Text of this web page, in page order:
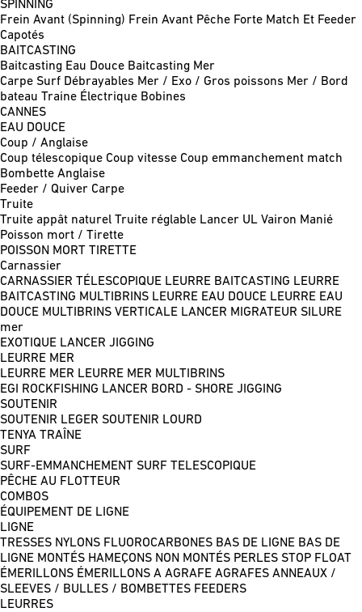
SPINNING
Frein Avant (Spinning) Frein Avant Pêche Forte Match Et Feeder
Capotés
BAITCASTING
Baitcasting Eau Douce Baitcasting Mer
Carpe Surf Débrayables Mer / Exo / Gros poissons Mer / Bord
bateau Traine Électrique Bobines
CANNES
EAU DOUCE
Coup / Anglaise
Coup télescopique Coup vitesse Coup emmanchement match
Bombette Anglaise
Feeder / Quiver Carpe
Truite
Truite appât naturel Truite réglable Lancer UL Vairon Manié
Poisson mort / Tirette
POISSON MORT TIRETTE
Carnassier
CARNASSIER TÉLESCOPIQUE LEURRE BAITCASTING LEURRE
BAITCASTING MULTIBRINS LEURRE EAU DOUCE LEURRE EAU
DOUCE MULTIBRINS VERTICALE LANCER MIGRATEUR SILURE
mer
EXOTIQUE LANCER JIGGING
LEURRE MER
LEURRE MER LEURRE MER MULTIBRINS
EGI
ROCKFISHING LANCER BORD - SHORE JIGGING
SOUTENIR
SOUTENIR LEGER SOUTENIR LOURD
TENYA TRAÎNE
SURF
SURF-EMMANCHEMENT SURF TELESCOPIQUE
PÊCHE AU FLOTTEUR
COMBOS
ÉQUIPEMENT DE LIGNE
LIGNE
TRESSES NYLONS FLUOROCARBONES BAS DE LIGNE BAS DE
LIGNE MONTÉS HAMEÇONS NON MONTÉS PERLES STOP FLOAT
ÉMERILLONS ÉMERILLONS A AGRAFE AGRAFES ANNEAUX /
SLEEVES / BULLES / BOMBETTES FEEDERS
LEURRES